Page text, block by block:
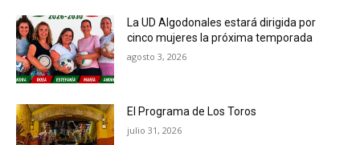
La UD Algodonales estará dirigida por
cinco mujeres la próxima temporada
agosto 3, 2026
El Programa de Los Toros
julio 31, 2026